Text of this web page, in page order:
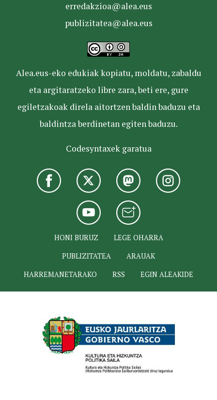
erredakzioa@alea.eus
publizitatea@alea.eus
Alea.eus-eko edukiak kopiatu, moldatu, zabaldu
eta argitaratzeko libre zara, beti ere, gure
egiletzakoak direla aitortzen baldin baduzu eta
baldintza berdinetan egiten baduzu.
Codesyntaxek garatua
HONI BURUZ
LEGE OHARRA
PUBLIZITATEA
ARAUAK
HARREMANETARAKO
RSS EGIN ALEAKIDE